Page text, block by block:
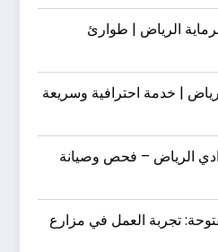
الرياض | طوارئ
| خدمة احترافية وسريعة
الرياض – فحص وصيانة
تجربة العمل في مزارع